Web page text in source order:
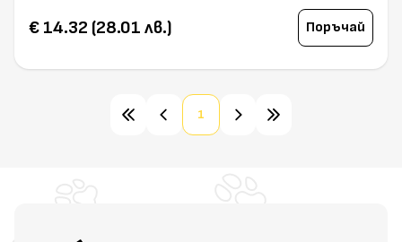
€ 14.32 (28.01 лв.) Поръчай
1